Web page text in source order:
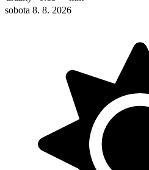
sobota 8. 8. 2026